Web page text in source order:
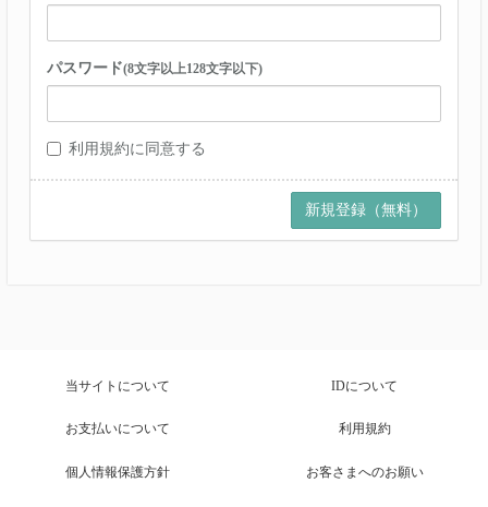
パスワード(8文字以上128文字以下)
利用規約に同意する
当サイトについて IDについて
お支払いについて 利用規約
個人情報保護方針 お客さまへのお願い